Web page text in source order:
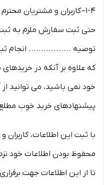
1-۴– کاربران و مشتریان
حتی ثبت سفارش ملزم به
توصیه ................. انجام
که علاوه بر آنکه در
خود نمی باشید، می توانید
پیشنهادهای خرید خوب
با ثبت این اطلاعات،
محفوظ بودن اطلاعات خود
تا از این اطلاعات جهت